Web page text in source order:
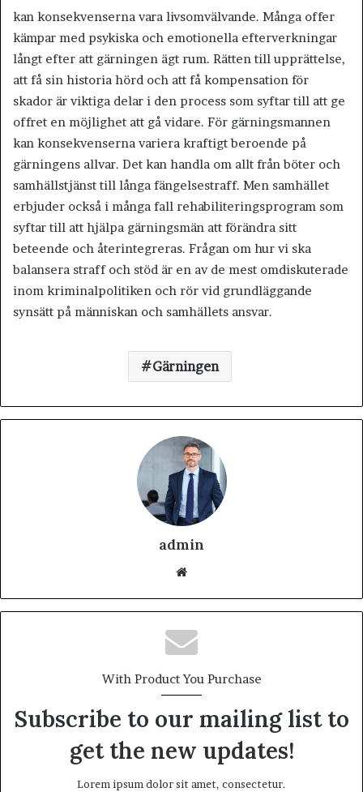
kan konsekvenserna vara livsomvälvande. Många offer
kämpar med psykiska och emotionella efterverkningar
långt efter att gärningen ägt rum. Rätten till upprättelse,
att få sin historia hörd och att få kompensation för
skador är viktiga delar i den process som syftar till att ge
offret en möjlighet att gå vidare. För gärningsmannen
kan konsekvenserna variera kraftigt beroende på
gärningens allvar. Det kan handla om allt från böter och
samhällstjänst till långa fängelsestraff. Men samhället
erbjuder också i många fall rehabiliteringsprogram som
syftar till att hjälpa gärningsmän att förändra sitt
beteende och återintegreras. Frågan om hur vi ska
balansera straff och stöd är en av de mest omdiskuterade
inom kriminalpolitiken och rör vid grundläggande
synsätt på människan och samhällets ansvar.
Gärningen
admin
With Product You Purchase
Subscribe to our mailing list to
get the new updates!
Lorem ipsum dolor sit amet, consectetur.